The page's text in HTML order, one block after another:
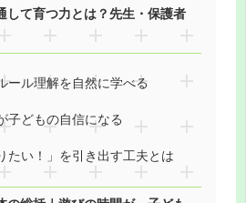
して育つ力とは？先生・保護者
ール理解を自然に学べる
子どもの自信になる
たい！」を引き出す工夫とは